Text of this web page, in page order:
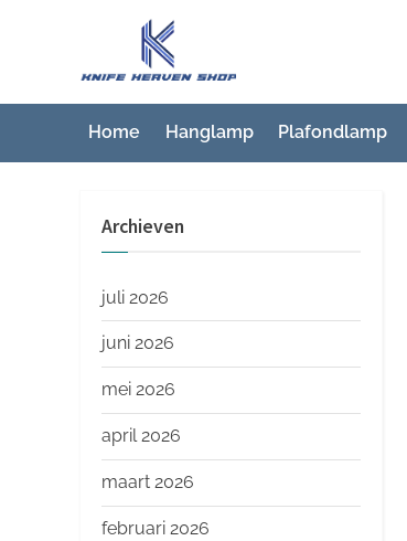
inhoud
K
n
i
f
e
h
Home Hanglamp Plafondlamp
Archieven
juli 2026
juni 2026
mei 2026
april 2026
maart 2026
februari 2026